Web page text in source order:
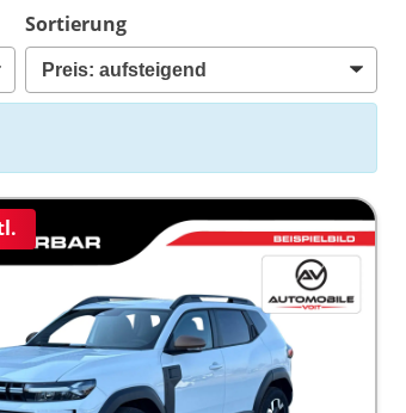
Sortierung